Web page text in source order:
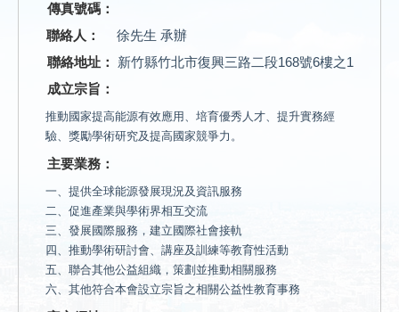
傳真號碼：
聯絡人：
徐先生 承辦
聯絡地址：
新竹縣竹北市復興三路二段168號6樓之1
成立宗旨：
推動國家提高能源有效應用、培育優秀人才、提升實務經
驗、獎勵學術研究及提高國家競爭力。
主要業務：
一、提供全球能源發展現況及資訊服務
二、促進產業與學術界相互交流
三、發展國際服務，建立國際社會接軌
四、推動學術研討會、講座及訓練等教育性活動
五、聯合其他公益組織，策劃並推動相關服務
六、其他符合本會設立宗旨之相關公益性教育事務